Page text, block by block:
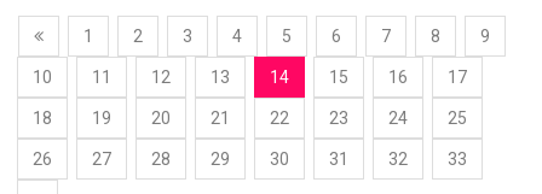
1 2 3 4 5 6 7 8 9
10 11 12 13 14 15 16 17
18 19 20 21 22 23 24 25
26 27 28 29 30 31 32 33